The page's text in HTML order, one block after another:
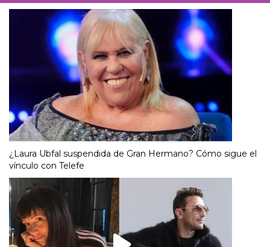
¿Laura Ubfal suspendida de Gran Hermano? Cómo sigue el
vínculo con Telefe